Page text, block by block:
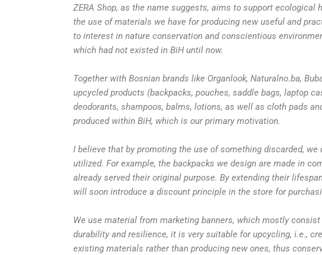
ZERA Shop, as the name suggests, aims to support
the use of materials we have for producing new useful and
to interest in nature conservation and conscientious
which had not existed in BiH until now.
Together with Bosnian brands like Organlook, Naturalno.ba,
upcycled products (backpacks, pouches, saddle bags, laptop
deodorants, shampoos, balms, lotions, as well as cloth pads
produced within BiH, which is our primary motivation.
I believe that by promoting the use of something discarded,
utilized. For example, the backpacks we design are made in
already served their original purpose. By extending their
will soon introduce a discount principle in the store for
We use material from marketing banners, which mostly
durability and resilience, it is very suitable for upcycling, i.e.,
existing materials rather than producing new ones, thus